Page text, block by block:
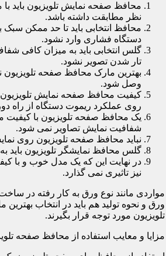
محافظ صفحه نمایش تلویزیون باید با
نظر مطابقت داشته باشد.
محافظ انتخابی باید تا حد ممکن سبک
دستگاه فشاری وارد نشود.
گلس انتخابی باید به میزان کافی
تار شدن تصویر نشود.
بهترین مارک محافظ صفحه تلویزیون
وصل شود.
کیفیت محافظ صفحه نمایش تلویزیون
روی عملکرد ریموت دستگاه از راه
یک محافظ صفحه تلویزیون با
شفافیت نمایش تصاویر نمی شود.
نباید محافظ صفحه تلویزیون روی
گلس محافظ نمایشگر تلویزیون باید
در نهایت این که یک مدل خوب و با
نیز تاثیری نمی گذارد.
مواردی مانند نوع ورق به کار رفته در
ورق و نحوه تولید هم باید در انتخاب
تلویزیون مورد توجه قرار بگیرند.
مزایا و معایب استفاده از محافظ صفحه